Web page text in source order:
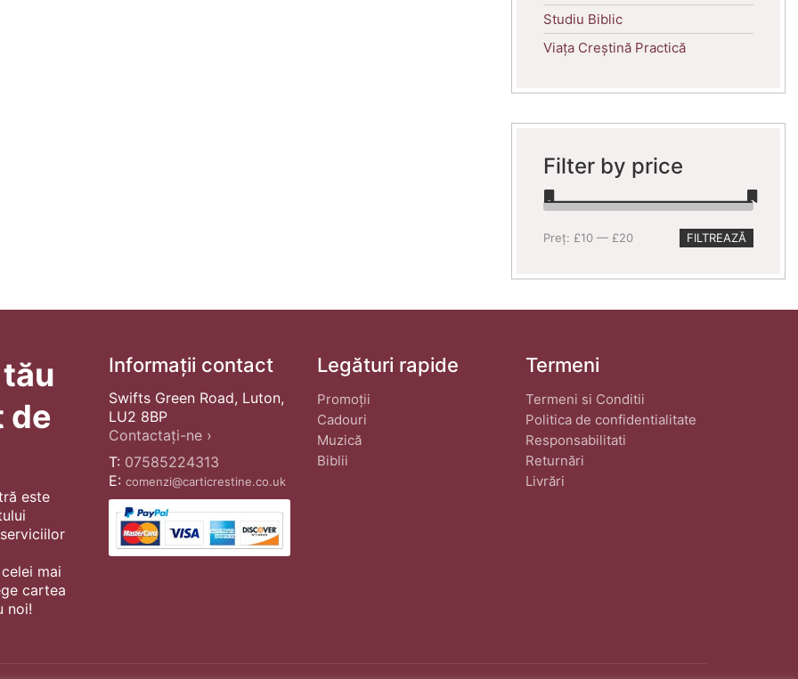
Studiu Biblic
Viața Creștină Practică
Filter by price
Preț
Preț
FILTREAZĂ
Preț: £10 — £20
de
este
mai
cartea
noi!
Informații contact
Swifts Green Road, Luton,
LU2 8BP
Contactați-ne ›
T: 07585224313
E: comenzi@carticrestine.co.uk
Legături rapide
Promoții
Cadouri
Muzică
Biblii
Termeni
Termeni si Conditii
Politica de confidentialitate
Responsabilitati
Returnări
Livrări